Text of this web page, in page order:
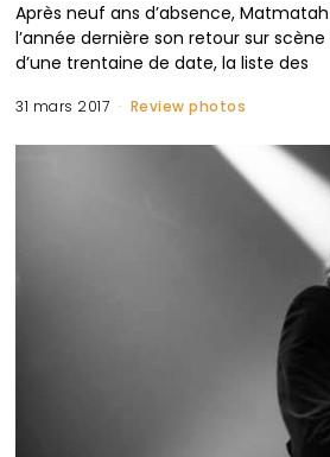
Après neuf ans d’absence,
l’année dernière son retour sur
d’une trentaine de date, la liste des
31 mars 2017 Review photos